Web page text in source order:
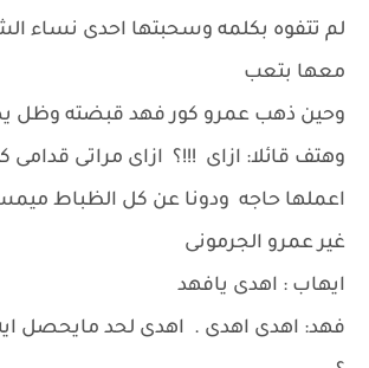
لم تتفوه بكلمه وسحبتها احدى نساء
معها بتعب
وحين ذهب عمرو كور فهد قبضته وظل
وهتف قائلا: ازاى !!!؟ ازاى مراتى
اعملها حاجه ودونا عن كل الظباط
غير عمرو الجرمونى
ايهاب : اهدى يافهد
فهد: اهدى اهدى . اهدى لحد مايحصل ايه